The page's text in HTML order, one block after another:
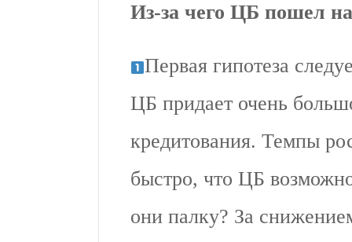
Из-за чего ЦБ пошел
Первая гипотеза
ЦБ придает очень
кредитования. Темпы
быстро, что ЦБ
они палку? За